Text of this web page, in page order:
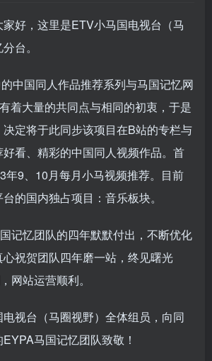
好，这里是ETV小马国电视台（马
台。
中国同人作品推荐系列与马国记忆网
着大量的共同点与相同的初衷，于是
定将于此同步该项目在B站的专栏与
看、精彩的中国同人视频作品。首
年9、10月每月小马视频推荐。目前
的国内独占项目：音乐板块。
记忆团队的四年默默付出，不断优化
祝贺团队四年磨一站，终见曙光
网站运营顺利。
视台（马圈视野）全体组员，向同
马国记忆团队致敬！